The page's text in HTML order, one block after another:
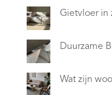
Gietvloer in
Duurzame
Wat zijn